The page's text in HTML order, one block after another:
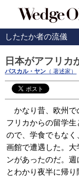
したたか者の流儀
日本がアフリカ
パスカル・ヤン （ 著述家）
かなり昔、欧州で
フリカからの留学
ので、学食でもな
画館で遭遇した。
ンがあったのだ。
とわかり夜半に帰